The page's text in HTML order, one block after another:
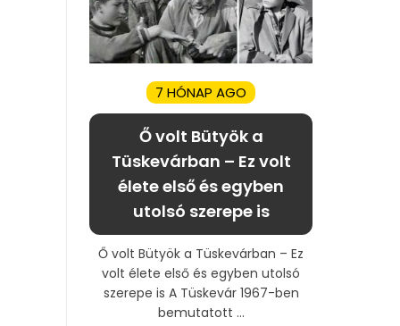
7 HÓNAP AGO
Ő volt Bütyök a
Tüskevárban – Ez volt
élete első és egyben
utolsó szerepe is
Ő volt Bütyök a Tüskevárban – Ez
volt élete első és egyben utolsó
szerepe is A Tüskevár 1967-ben
bemutatott ...